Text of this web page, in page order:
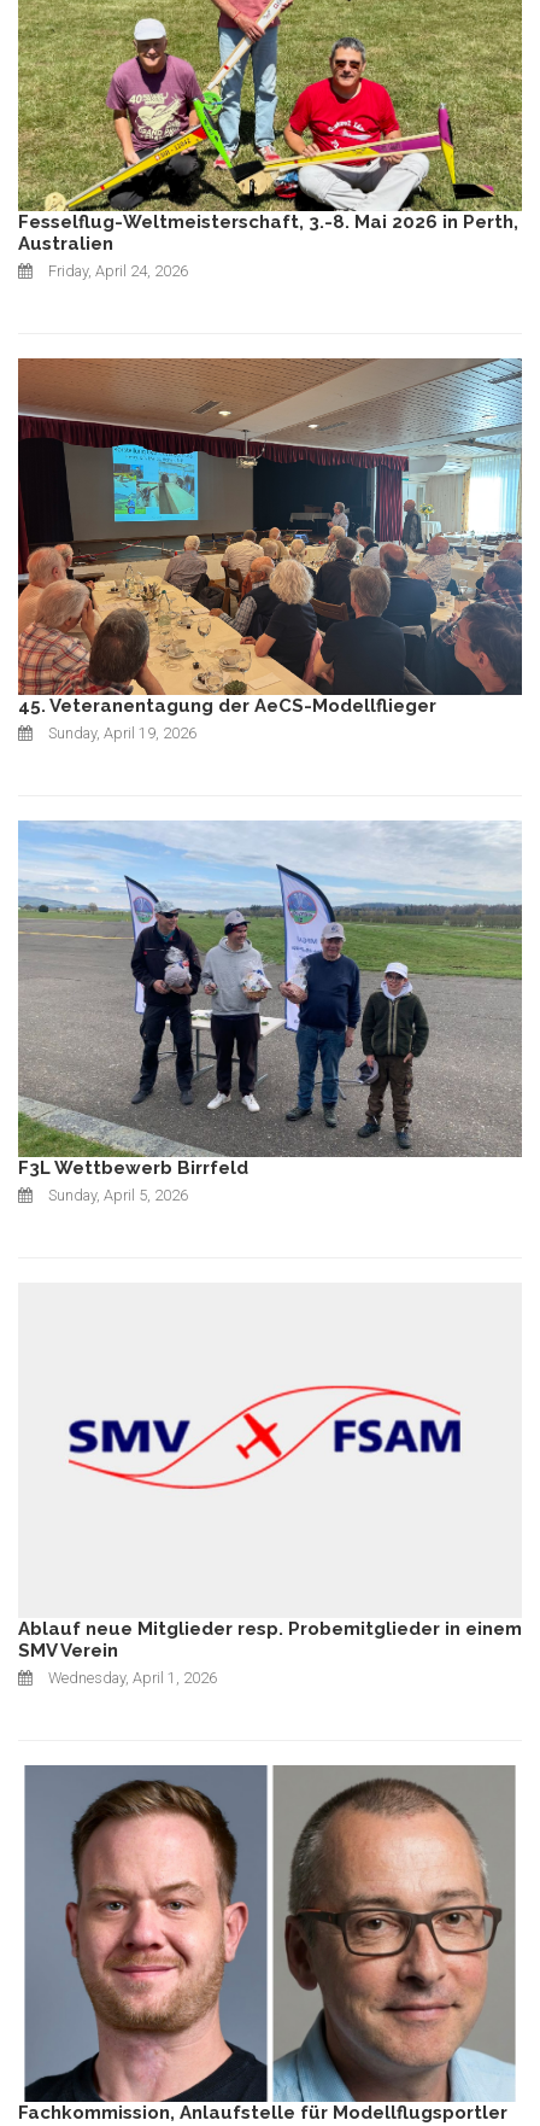
Fesselflug-Weltmeisterschaft, 3.-8. Mai 2026 in Perth,
Australien
Friday, April 24, 2026
45. Veteranentagung der AeCS-Modellflieger
Sunday, April 19, 2026
F3L Wettbewerb Birrfeld
Sunday, April 5, 2026
Ablauf neue Mitglieder resp. Probemitglieder in einem
SMV Verein
Wednesday, April 1, 2026
Fachkommission, Anlaufstelle für Modellflugsportler